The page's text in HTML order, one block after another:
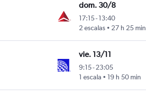
dom. 30/8
17:15-13:40
2 escalas
27 h 25 min
vie. 13/11
9:15-23:05
1 escala
19 h 50 min